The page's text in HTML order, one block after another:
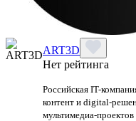
ART3D
Нет рейтинга
Российская IT-
контент и digital-
мультимедиа-проектов